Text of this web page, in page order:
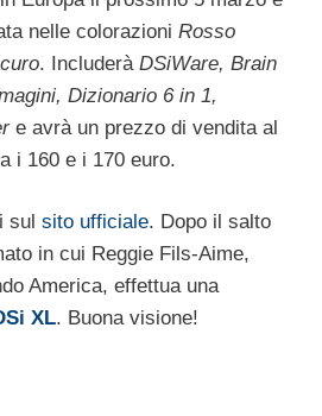
nelle colorazioni Rosso
. Includerà DSiWare, Brain
Dizionario 6 in 1,
e avrà un prezzo di vendita al
i 160 e i 170 euro.
sul sito ufficiale. Dopo il salto
in cui Reggie Fils-Aime,
America, effettua una
XL. Buona visione!